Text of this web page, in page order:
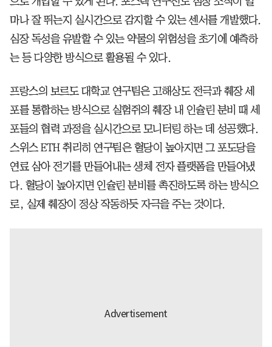
마나 잘 뛰는지 실시간으로 감지할 수 있는 센서를 개발했다.
심장 독성을 유발할 수 있는 약물의 위험성을 초기에 예측하
는 등 다양한 방식으로 활용될 수 있다.
프랑스의 보르도 대학교 연구팀은 고해상도 전극과 췌장 세
포를 통합하는 방식으로 실험쥐의 췌장 내 인슐린 분비 때 세
포들의 협력 과정을 실시간으로 모니터링 하는 데 성공했다.
스위스 ETH 취리히 연구팀은 혈당이 높아지면 그 포도당을
연료 삼아 전기를 만들어내는 생체 전자 플랫폼을 만들어냈
다. 혈당이 높아지면 인슐린 분비를 촉진하도록 하는 방식으
로, 실제 췌장이 정상 작동하듯 자극을 주는 것이다.